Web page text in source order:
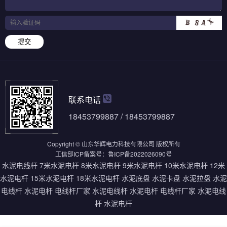
提交
联系电话
18453799887 / 18453799887
Copyright © 山东华辉电力科技有限公司 版权所有
工信部ICP备案号： 鲁ICP备2022026090号
水泥电线杆 7米水泥电杆 8米水泥电杆 9米水泥电杆 10米水泥电杆 12米
水泥电杆 15米水泥电杆 18米水泥电杆 水泥底盘 水泥卡盘 水泥拉盘 水泥
电线杆 水泥电杆 电线杆厂家 水泥电线杆 水泥电杆 电线杆厂家 水泥电线
杆 水泥电杆